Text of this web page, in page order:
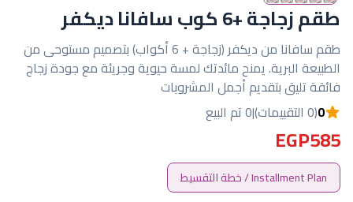
طقم زجاجة +6 كوب سافانا ديكفر
طقم سافانا من ديكفر (زجاجة + 6 أكواب) بتصميم مستوحى من
الطبيعة البرية. يمنح مائدتك لمسة حيوية وجريئة مع جودة زجاج
فائقة تليق بتقديم أجمل المشروبات
0(0 التقييمات) |0 تم البيع
EGP585
Installment Plan / خطة التقسيط